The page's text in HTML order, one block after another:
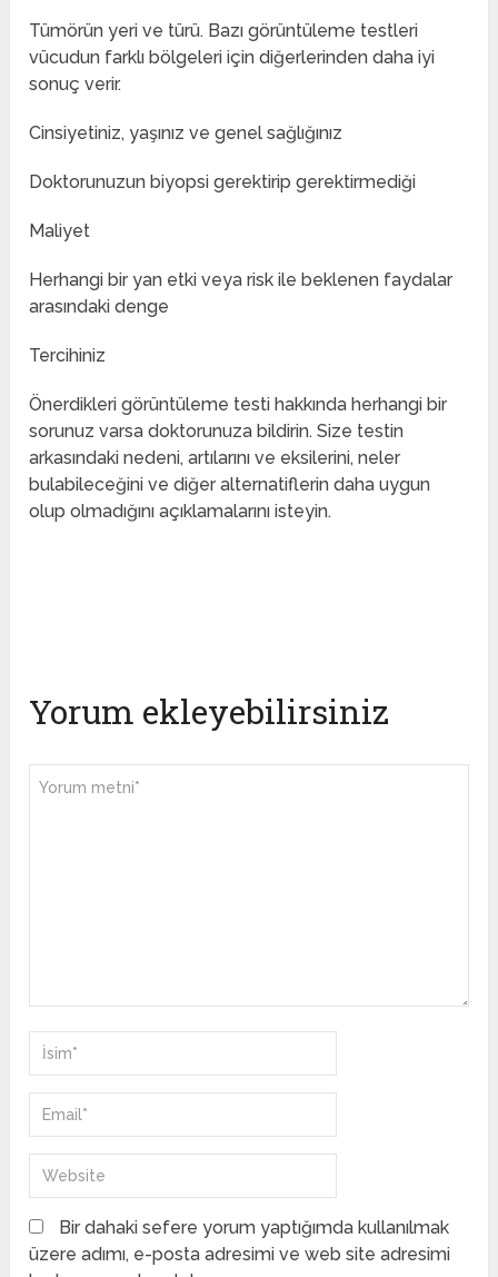
Tümörün yeri ve türü. Bazı görüntüleme testleri
vücudun farklı bölgeleri için diğerlerinden daha iyi
sonuç verir.
Cinsiyetiniz, yaşınız ve genel sağlığınız
Doktorunuzun biyopsi gerektirip gerektirmediği
Maliyet
Herhangi bir yan etki veya risk ile beklenen faydalar
arasındaki denge
Tercihiniz
Önerdikleri görüntüleme testi hakkında herhangi bir
sorunuz varsa doktorunuza bildirin. Size testin
arkasındaki nedeni, artılarını ve eksilerini, neler
bulabileceğini ve diğer alternatiflerin daha uygun
olup olmadığını açıklamalarını isteyin.
Yorum ekleyebilirsiniz
Bir dahaki sefere yorum yaptığımda kullanılmak
üzere adımı, e-posta adresimi ve web site adresimi